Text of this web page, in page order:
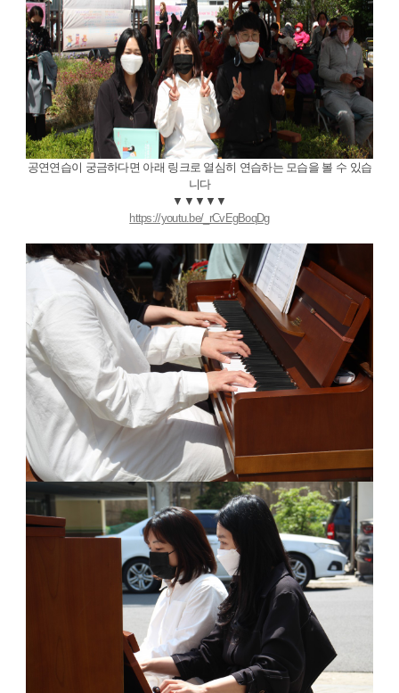
공연연습이 궁금하다면 아래 링크로 열심히 연습하는 모습을 볼 수 있습
니다
▼▼▼▼▼
https://youtu.be/_rCvEgBoqDg